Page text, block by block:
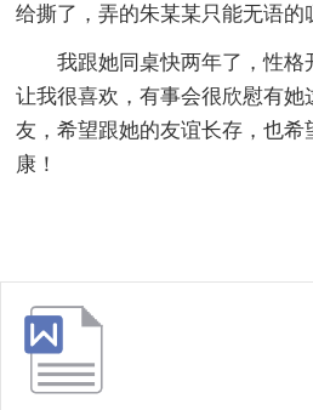
给撕了，弄的朱某某只能无语的
我跟她同桌快两年了，性
让我很喜欢，有事会很欣慰有她
友，希望跟她的友谊长存，也希
康！